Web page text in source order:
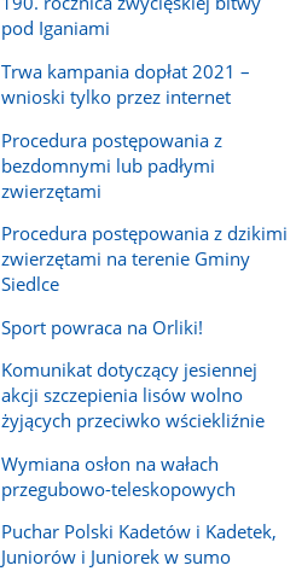
pod Iganiami
Trwa kampania dopłat 2021 –
wnioski tylko przez internet
Procedura postępowania z
bezdomnymi lub padłymi
zwierzętami
Procedura postępowania z dzikimi
zwierzętami na terenie Gminy
Siedlce
Sport powraca na Orliki!
Komunikat dotyczący jesiennej
akcji szczepienia lisów wolno
żyjących przeciwko wściekliźnie
Wymiana osłon na wałach
przegubowo-teleskopowych
Puchar Polski Kadetów i Kadetek,
Juniorów i Juniorek w sumo